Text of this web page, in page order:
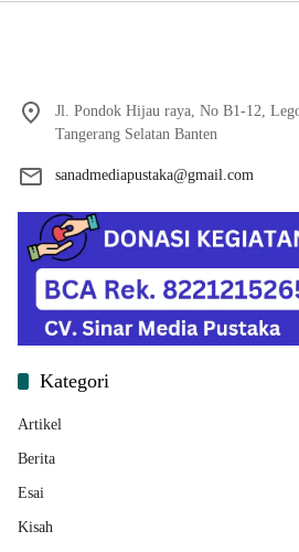
Jl. Pondok Hijau raya, No B1-12,
Tangerang Selatan Banten
sanadmediapustaka@gmail.com
Kategori
Artikel
Berita
Esai
Kisah